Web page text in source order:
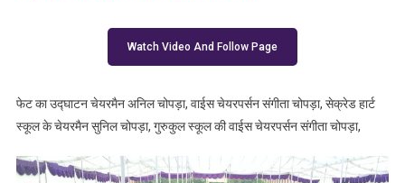
Watch Video And Follow Page
फेट का उद्घाटन चेयरमैन अनिल चोपड़ा, वाईस चेयरपर्सन संगीता चोपड़ा, सेक्रेड हार्ट
स्कूल के चेयरमैन सुनिल चोपड़ा, गुरुकुल स्कूल की वाईस चेयरपर्सन संगीता चोपड़ा,